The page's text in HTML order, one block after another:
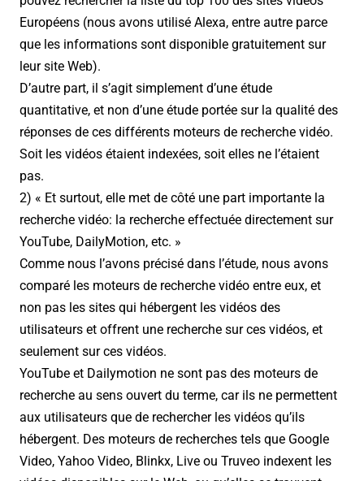
Européens (nous avons utilisé Alexa, entre autre parce
que les informations sont disponible gratuitement sur
leur site Web).
D’autre part, il s’agit simplement d’une étude
quantitative, et non d’une étude portée sur la qualité des
réponses de ces différents moteurs de recherche vidéo.
Soit les vidéos étaient indexées, soit elles ne l’étaient
pas.
2) « Et surtout, elle met de côté une part importante la
recherche vidéo: la recherche effectuée directement sur
YouTube, DailyMotion, etc. »
Comme nous l’avons précisé dans l’étude, nous avons
comparé les moteurs de recherche vidéo entre eux, et
non pas les sites qui hébergent les vidéos des
utilisateurs et offrent une recherche sur ces vidéos, et
seulement sur ces vidéos.
YouTube et Dailymotion ne sont pas des moteurs de
recherche au sens ouvert du terme, car ils ne permettent
aux utilisateurs que de rechercher les vidéos qu’ils
hébergent. Des moteurs de recherches tels que Google
Video, Yahoo Video, Blinkx, Live ou Truveo indexent les